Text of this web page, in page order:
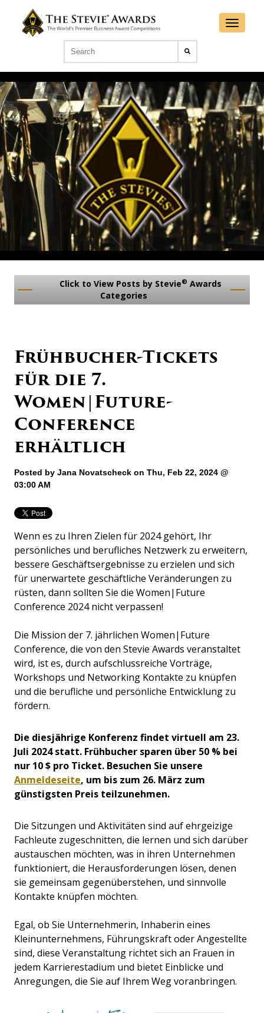
Click to View Posts by Stevie® Awards
Categories
Frühbucher-Tickets
für die 7.
Women|Future-
Conference
erhältlich
Posted by Jana Novatscheck on Thu, Feb 22, 2024 @
03:00 AM
Wenn es zu Ihren Zielen für 2024 gehört, Ihr
persönliches und berufliches Netzwerk zu erweitern,
bessere Geschäftsergebnisse zu erzielen und sich
für unerwartete geschäftliche Veränderungen zu
rüsten, dann sollten Sie die Women|Future
Conference 2024 nicht verpassen!
Die Mission der 7. jährlichen Women|Future
Conference, die von den Stevie Awards veranstaltet
wird, ist es, durch aufschlussreiche Vorträge,
Workshops und Networking Kontakte zu knüpfen
und die berufliche und persönliche Entwicklung zu
fördern.
Die diesjährige Konferenz findet virtuell am 23.
Juli 2024 statt. Frühbucher sparen über 50 % bei
nur 10 $ pro Ticket. Besuchen Sie unsere
Anmeldeseite, um bis zum 26. März zum
günstigsten Preis teilzunehmen.
Die Sitzungen und Aktivitäten sind auf ehrgeizige
Fachleute zugeschnitten, die lernen und sich darüber
austauschen möchten, was in ihren Unternehmen
funktioniert, die Herausforderungen lösen, denen
sie gemeinsam gegenüberstehen, und sinnvolle
Kontakte knüpfen möchten.
Egal, ob Sie Unternehmerin, Inhaberin eines
Kleinunternehmens, Führungskraft oder Angestellte
sind, diese Veranstaltung richtet sich an Frauen in
jedem Karrierestadium und bietet Einblicke und
Anregungen, die Sie auf Ihrem Weg voranbringen.